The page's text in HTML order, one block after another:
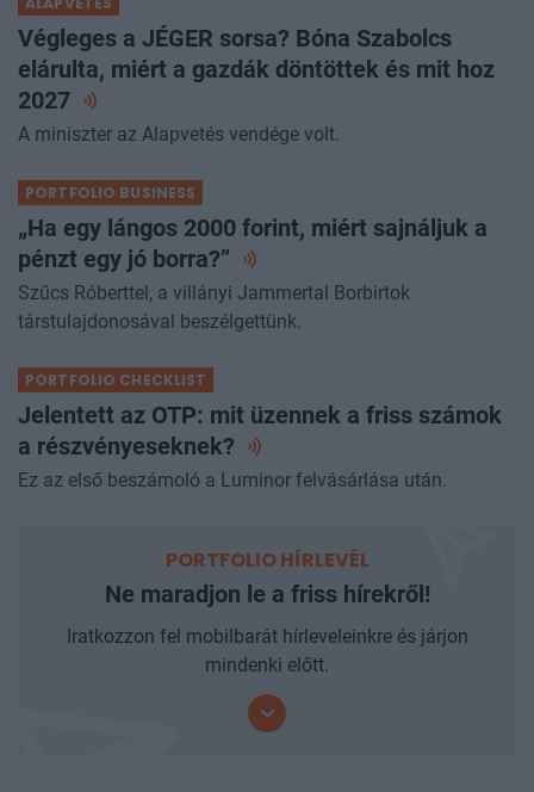
Végleges a JÉGER sorsa? Bóna Szabolcs
elárulta, miért a gazdák döntöttek és mit hoz
2027
A miniszter az Alapvetés vendége volt.
PORTFOLIO BUSINESS
„Ha egy lángos 2000 forint, miért sajnáljuk a
pénzt egy jó borra?”
Szűcs Róberttel, a villányi Jammertal Borbirtok
társtulajdonosával beszélgettünk.
PORTFOLIO CHECKLIST
Jelentett az OTP: mit üzennek a friss számok
a részvényeseknek?
Ez az első beszámoló a Luminor felvásárlása után.
PORTFOLIO HÍRLEVÉL
Ne maradjon le a friss hírekről!
Iratkozzon fel mobilbarát hírleveleinkre és járjon
mindenki előtt.